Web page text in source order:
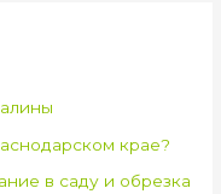
крае?
в саду и обрезка